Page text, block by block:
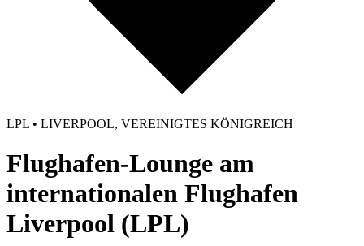
LPL • LIVERPOOL, VEREINIGTES KÖNIGREICH
Flughafen-Lounge am
internationalen Flughafen
Liverpool (LPL)